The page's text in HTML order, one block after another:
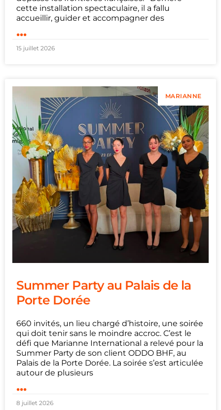
cette installation spectaculaire, il a fallu
accueillir, guider et accompagner des
...
15 juillet 2026
MARIANNE
Summer Party au Palais de la
Porte Dorée
660 invités, un lieu chargé d’histoire, une soirée
qui doit tenir sans le moindre accroc. C’est le
défi que Marianne International a relevé pour la
Summer Party de son client ODDO BHF, au
Palais de la Porte Dorée. La soirée s’est articulée
autour de plusieurs
...
8 juillet 2026